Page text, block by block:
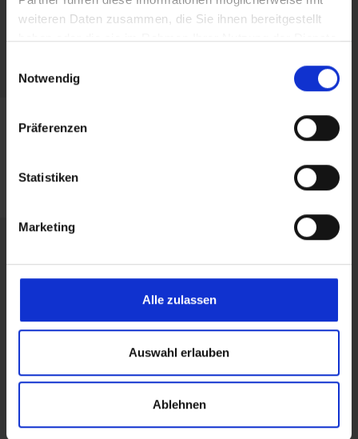
weiteren Daten zusammen, die Sie ihnen bereitgestellt
haben oder die sie im Rahmen Ihrer Nutzung der Dienste
Notwendig
Präferenzen
Statistiken
Marketing
Alle zulassen
Auswahl erlauben
Ablehnen
Obtenga ahora una consulta
sin compromiso.